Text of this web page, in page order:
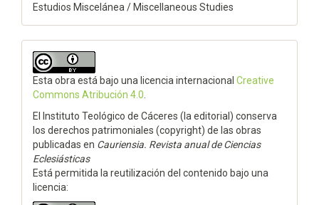
Estudios Miscelánea / Miscellaneous Studies
Esta obra está bajo una licencia internacional Creative
Commons Atribución 4.0
El Instituto Teológico de Cáceres (la editorial) conserva
los derechos patrimoniales (copyright) de las obras
publicadas en Cauriensia. Revista anual de Ciencias
Eclesiásticas
Está permitida la reutilización del contenido bajo una
licencia: